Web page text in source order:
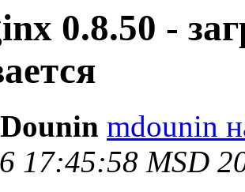
0.8.50 -
mdounin
17:45:58 MSD